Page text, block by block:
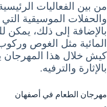
من بين الفعاليات
والحفلات الموسيقية
بالإضافة إلى ذلك، يمكن
المائية مثل الغوص
كيش خلال هذا المهرجان
بالإثارة والترفيه.
مهرجان الطعام في أصفهان